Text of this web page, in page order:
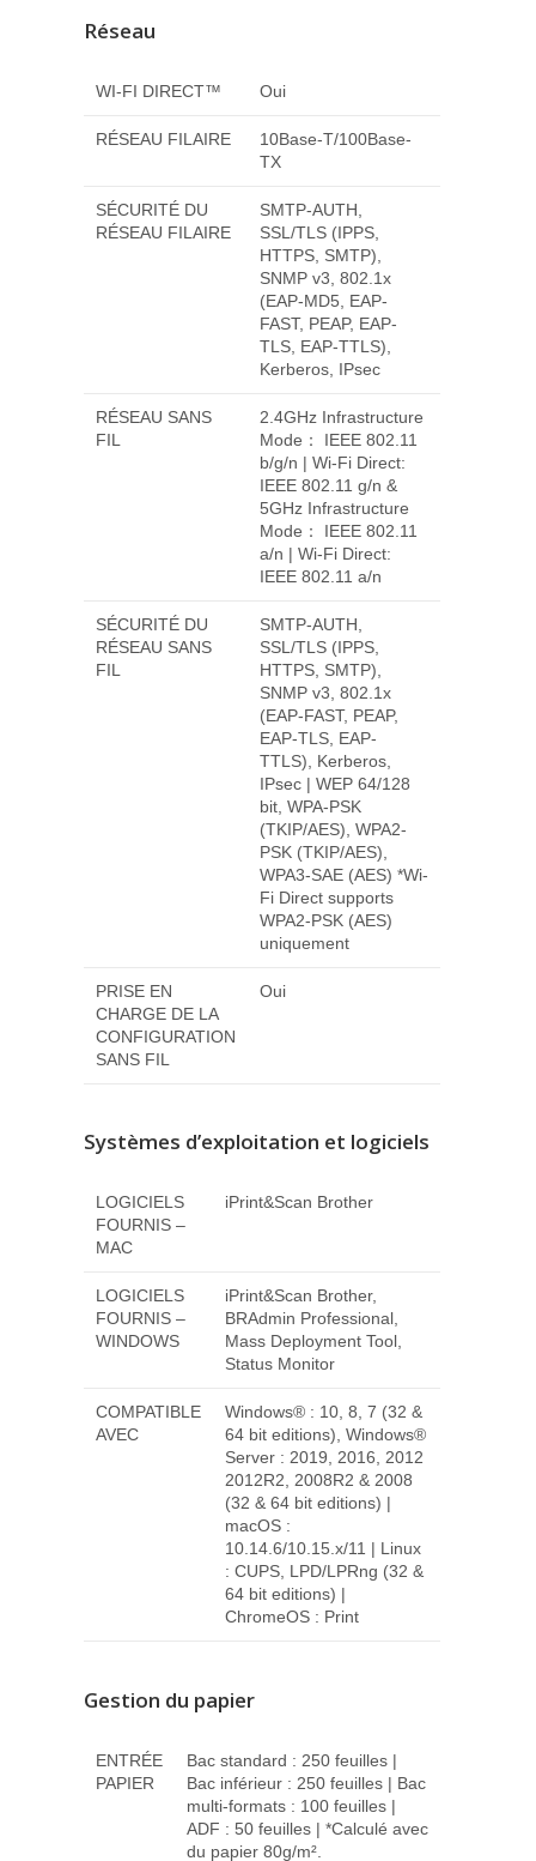
Réseau
WI-FI DIRECT™ Oui
RÉSEAU FILAIRE
10Base-T/100Base-
TX
SÉCURITÉ DU
RÉSEAU FILAIRE
SMTP-AUTH,
SSL/TLS (IPPS,
HTTPS, SMTP),
SNMP v3, 802.1x
(EAP-MD5, EAP-
FAST, PEAP, EAP-
TLS, EAP-TTLS),
Kerberos, IPsec
RÉSEAU SANS
FIL
2.4GHz Infrastructure
Mode： IEEE 802.11
b/g/n | Wi-Fi Direct:
IEEE 802.11 g/n &
5GHz Infrastructure
Mode： IEEE 802.11
a/n | Wi-Fi Direct:
IEEE 802.11 a/n
SÉCURITÉ DU
RÉSEAU SANS
FIL
SMTP-AUTH,
SSL/TLS (IPPS,
HTTPS, SMTP),
SNMP v3, 802.1x
(EAP-FAST, PEAP,
EAP-TLS, EAP-
TTLS), Kerberos,
IPsec | WEP 64/128
bit, WPA-PSK
(TKIP/AES), WPA2-
PSK (TKIP/AES),
WPA3-SAE (AES) *Wi-
Fi Direct supports
WPA2-PSK (AES)
uniquement
PRISE EN
CHARGE DE LA
CONFIGURATION
SANS FIL
Oui
Systèmes d’exploitation et logiciels
LOGICIELS
FOURNIS –
MAC
iPrint&Scan Brother
LOGICIELS
FOURNIS –
WINDOWS
iPrint&Scan Brother,
BRAdmin Professional,
Mass Deployment Tool,
Status Monitor
COMPATIBLE
AVEC
Windows® : 10, 8, 7 (32 &
64 bit editions), Windows®
Server : 2019, 2016, 2012
2012R2, 2008R2 & 2008
(32 & 64 bit editions) |
macOS :
10.14.6/10.15.x/11 | Linux
: CUPS, LPD/LPRng (32 &
64 bit editions) |
ChromeOS : Print
Gestion du papier
ENTRÉE
PAPIER
Bac standard : 250 feuilles |
Bac inférieur : 250 feuilles | Bac
multi-formats : 100 feuilles |
ADF : 50 feuilles | *Calculé avec
du papier 80g/m².